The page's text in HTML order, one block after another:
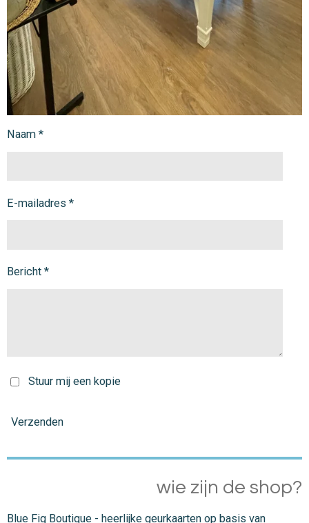
Naam *
E-mailadres *
Bericht *
Stuur mij een kopie
Verzenden
wie zijn de shop?
Blue Fig Boutique - heerlijke geurkaarten op basis van